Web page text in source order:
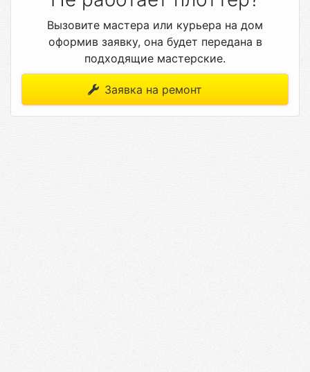
Вызовите мастера или курьера на дом
оформив заявку, она будет передана в
подходящие мастерские.
Заявка на ремонт